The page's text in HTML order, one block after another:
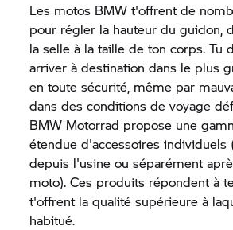
Les motos BMW t'offrent de
pour régler la hauteur du guidon,
la selle à la taille de ton corps. Tu
arriver à destination dans le plus
en toute sécurité, même par
dans des conditions de voyage
BMW Motorrad propose une
étendue d'accessoires individuels
depuis l'usine ou séparément
moto). Ces produits répondent à
t'offrent la qualité supérieure à
habitué.